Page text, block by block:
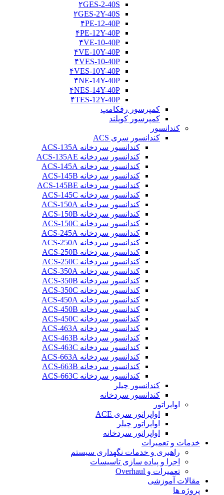
۲GES-2-40S
۲GES-2Y-40S
۴PE-12-40P
۴PE-12Y-40P
۴VE-10-40P
۴VE-10Y-40P
۴VES-10-40P
۴VES-10Y-40P
۴NE-14Y-40P
۴NES-14Y-40P
۴TES-12Y-40P
کمپرسور رفکامپ
کمپرسور کوپلند
کندانسور
کندانسور سری ACS
کندانسور سردخانه ACS-135A
کندانسور سردخانه ACS-135AE
کندانسور سردخانه ACS-145A
کندانسور سردخانه ACS-145B
کندانسور سردخانه ACS-145BE
کندانسور سردخانه ACS-145C
کندانسور سردخانه ACS-150A
کندانسور سردخانه ACS-150B
کندانسور سردخانه ACS-150C
کندانسور سردخانه ACS-245A
کندانسور سردخانه ACS-250A
کندانسور سردخانه ACS-250B
کندانسور سردخانه ACS-250C
کندانسور سردخانه ACS-350A
کندانسور سردخانه ACS-350B
کندانسور سردخانه ACS-350C
کندانسور سردخانه ACS-450A
کندانسور سردخانه ACS-450B
کندانسور سردخانه ACS-450C
کندانسور سردخانه ACS-463A
کندانسور سردخانه ACS-463B
کندانسور سردخانه ACS-463C
کندانسور سردخانه ACS-663A
کندانسور سردخانه ACS-663B
کندانسور سردخانه ACS-663C
کندانسور چیلر
کندانسور سردخانه
اواپراتور
اواپراتور سری ACE
اواپراتور چیلر
اواپراتور سردخانه
خدمات و تعمیرات
راهبری و خدمات نگهداری سیستم
اجرا و پیاده سازی تاسیسات
تعمیرات و Overhaul
مقالات آموزشی
پروژه ها